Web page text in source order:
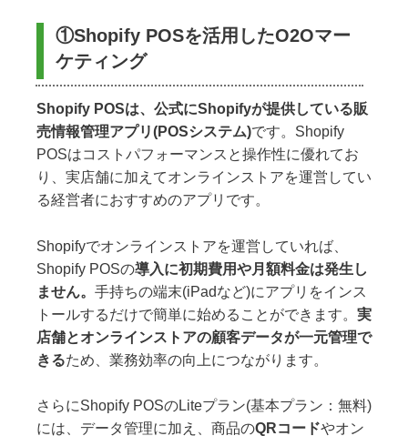
①Shopify POSを活用したO2Oマー
ケティング
Shopify POSは、公式にShopifyが提供している販
売情報管理アプリ(POSシステム)です。Shopify
POSはコストパフォーマンスと操作性に優れてお
り、実店舗に加えてオンラインストアを運営してい
る経営者におすすめのアプリです。
Shopifyでオンラインストアを運営していれば、
Shopify POSの導入に初期費用や月額料金は発生し
ません。 手持ちの端末(iPadなど)にアプリをインス
トールするだけで簡単に始めることができます。 実
店舗とオンラインストアの顧客データが一元管理で
きるため、業務効率の向上につながります。
さらにShopify POSのLiteプラン(基本プラン：無料)
には、データ管理に加え、商品のQRコードやオン